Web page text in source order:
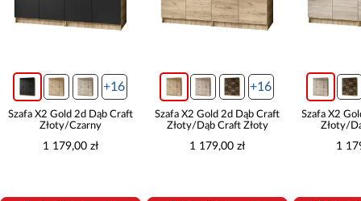
+16
Szafa X2 Gold 2d Dąb Craft
Złoty/Czarny
1 179,00 zł
+16
Szafa X2 Gold 2d Dąb Craft
Złoty/Dąb Craft Złoty
1 179,00 zł
Szafa X2
Złoty/
1